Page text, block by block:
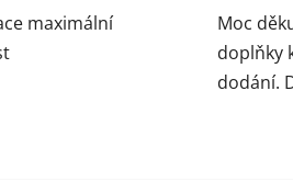
maximální
Moc
doplňky
dodání.